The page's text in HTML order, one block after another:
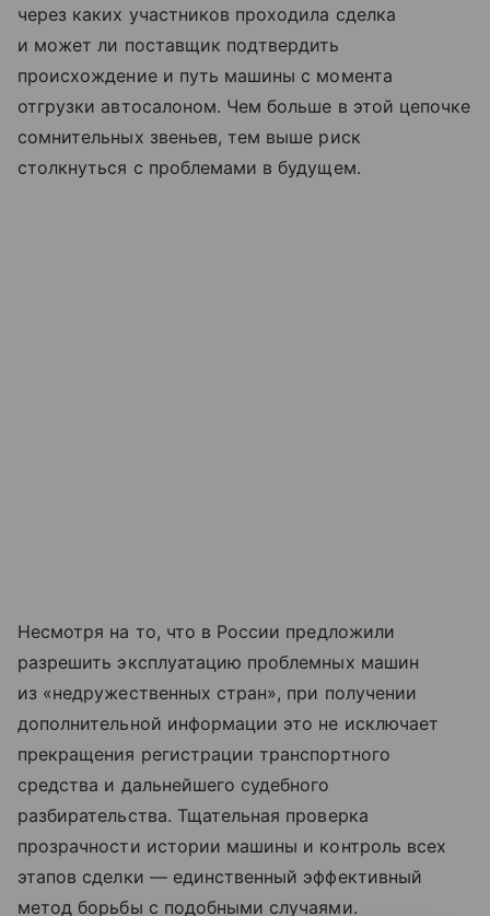
через каких участников проходила сделка
и может ли поставщик подтвердить
происхождение и путь машины с момента
отгрузки автосалоном. Чем больше в этой цепочке
сомнительных звеньев, тем выше риск
столкнуться с проблемами в будущем.
Несмотря на то, что в России предложили
разрешить эксплуатацию проблемных машин
из «недружественных стран», при получении
дополнительной информации это не исключает
прекращения регистрации транспортного
средства и дальнейшего судебного
разбирательства. Тщательная проверка
прозрачности истории машины и контроль всех
этапов сделки — единственный эффективный
метод борьбы с подобными случаями.